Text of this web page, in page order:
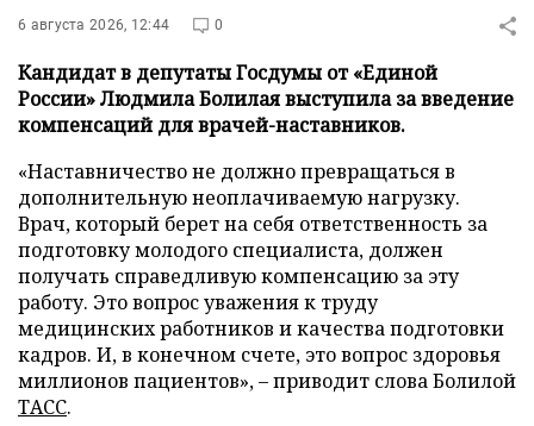
6 августа 2026, 12:44 0
Кандидат в депутаты Госдумы от «Единой
России» Людмила Болилая выступила за введение
компенсаций для врачей-наставников.
«Наставничество не должно превращаться в
дополнительную неоплачиваемую нагрузку.
Врач, который берет на себя ответственность за
подготовку молодого специалиста, должен
получать справедливую компенсацию за эту
работу. Это вопрос уважения к труду
медицинских работников и качества подготовки
кадров. И, в конечном счете, это вопрос здоровья
миллионов пациентов», – приводит слова Болилой
ТАСС.